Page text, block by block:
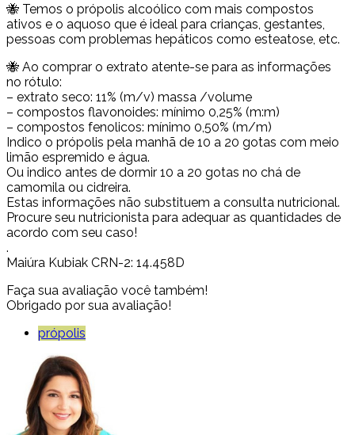
🐝 Temos o própolis alcoólico com mais compostos
ativos e o aquoso que é ideal para crianças, gestantes,
pessoas com problemas hepáticos como esteatose, etc.
🐝 Ao comprar o extrato atente-se para as informações
no rótulo:
– extrato seco: 11% (m/v) massa /volume
– compostos flavonoides: mínimo 0,25% (m:m)
– compostos fenolicos: mínimo 0,50% (m/m)
Indico o própolis pela manhã de 10 a 20 gotas com meio
limão espremido e água.
Ou indico antes de dormir 10 a 20 gotas no chá de
camomila ou cidreira.
Estas informações não substituem a consulta nutricional.
Procure seu nutricionista para adequar as quantidades de
acordo com seu caso!
.
Maiúra Kubiak CRN-2: 14.458D
Faça sua avaliação você também!
Obrigado por sua avaliação!
própolis